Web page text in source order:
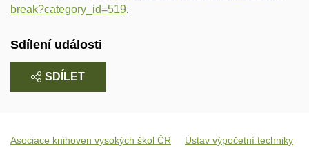
break?category_id=519.
Sdílení události
SDÍLET
Asociace knihoven vysokých škol ČR Ústav výpočetní techniky